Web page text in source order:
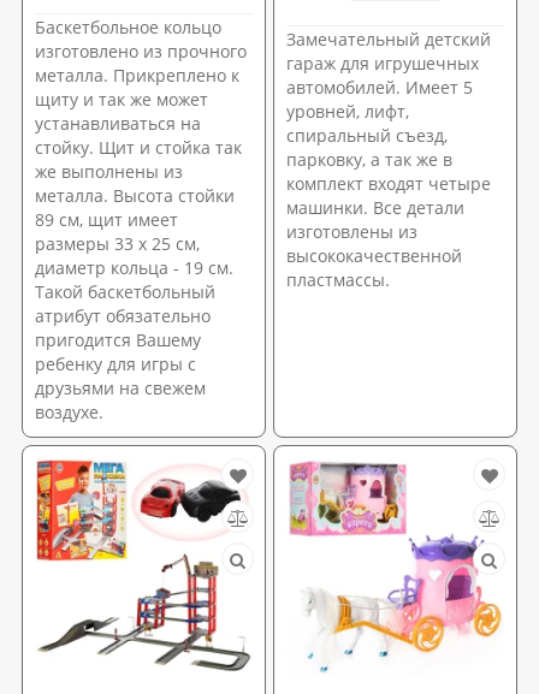
Баскетбольное кольцо
изготовлено из прочного
металла. Прикреплено к
щиту и так же может
устанавливаться на
стойку. Щит и стойка так
же выполнены из
металла. Высота стойки
89 см, щит имеет
размеры 33 х 25 см,
диаметр кольца - 19 см.
Такой баскетбольный
атрибут обязательно
пригодится Вашему
ребенку для игры с
друзьями на свежем
воздухе.
Замечательный детский
гараж для игрушечных
автомобилей. Имеет 5
уровней, лифт,
спиральный съезд,
парковку, а так же в
комплект входят четыре
машинки. Все детали
изготовлены из
высококачественной
пластмассы.